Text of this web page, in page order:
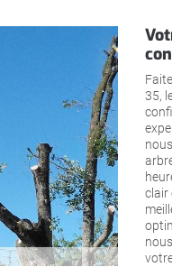
35,
clair